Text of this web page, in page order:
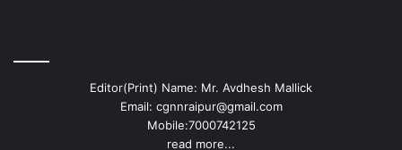
Editor(Print) Name: Mr. Avdhesh Mallick
Email: cgnnraipur@gmail.com
Mobile:7000742125
read more...